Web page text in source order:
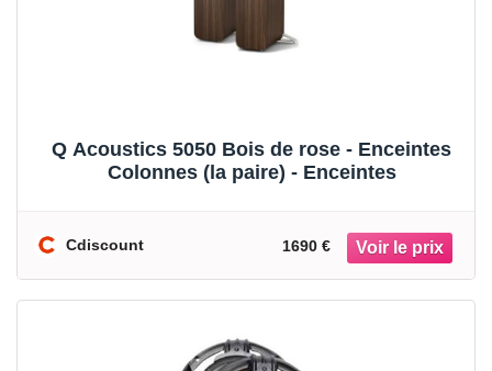
Q Acoustics 5050 Bois de rose - Enceintes
Colonnes (la paire) - Enceintes
Cdiscount 1690 €